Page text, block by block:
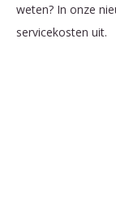
weten? In onze
servicekosten uit.